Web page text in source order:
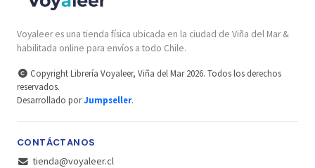
Voyaleer es una tienda física ubicada en la ciudad de Viña del Mar &
habilitada online para envíos a todo Chile.
Copyright Librería Voyaleer, Viña del Mar 2026. Todos los derechos
reservados.
Desarrollado porJumpseller.
CONTÁCTANOS
tienda@voyaleer.cl